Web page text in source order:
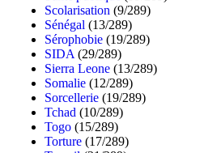
Scolarisation (9/289)
Sénégal (13/289)
Sérophobie (19/289)
SIDA (29/289)
Sierra Leone (13/289)
Somalie (12/289)
Sorcellerie (19/289)
Tchad (10/289)
Togo (15/289)
Torture (17/289)